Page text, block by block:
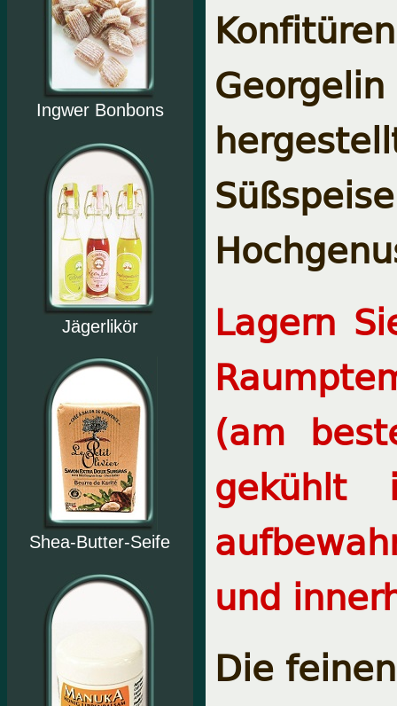
Ingwer Bonbons
Jägerlikör
Shea-Butter-Seife
Lagern
(am
und
Die